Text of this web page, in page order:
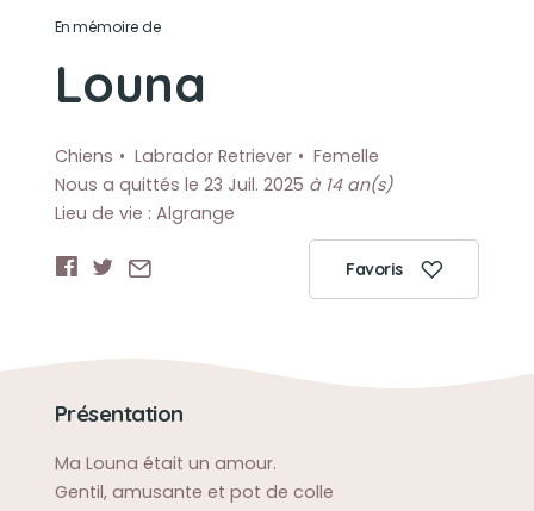
En mémoire de
Louna
Chiens Labrador Retriever
Femelle
Nous a quittés le 23 Juil. 2025 à 14 an(s)
Lieu de vie : Algrange
Favoris
Présentation
Ma Louna était un amour.
Gentil, amusante et pot de colle